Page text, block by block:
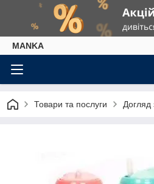
МАNKА
Товари та послуги Догляд